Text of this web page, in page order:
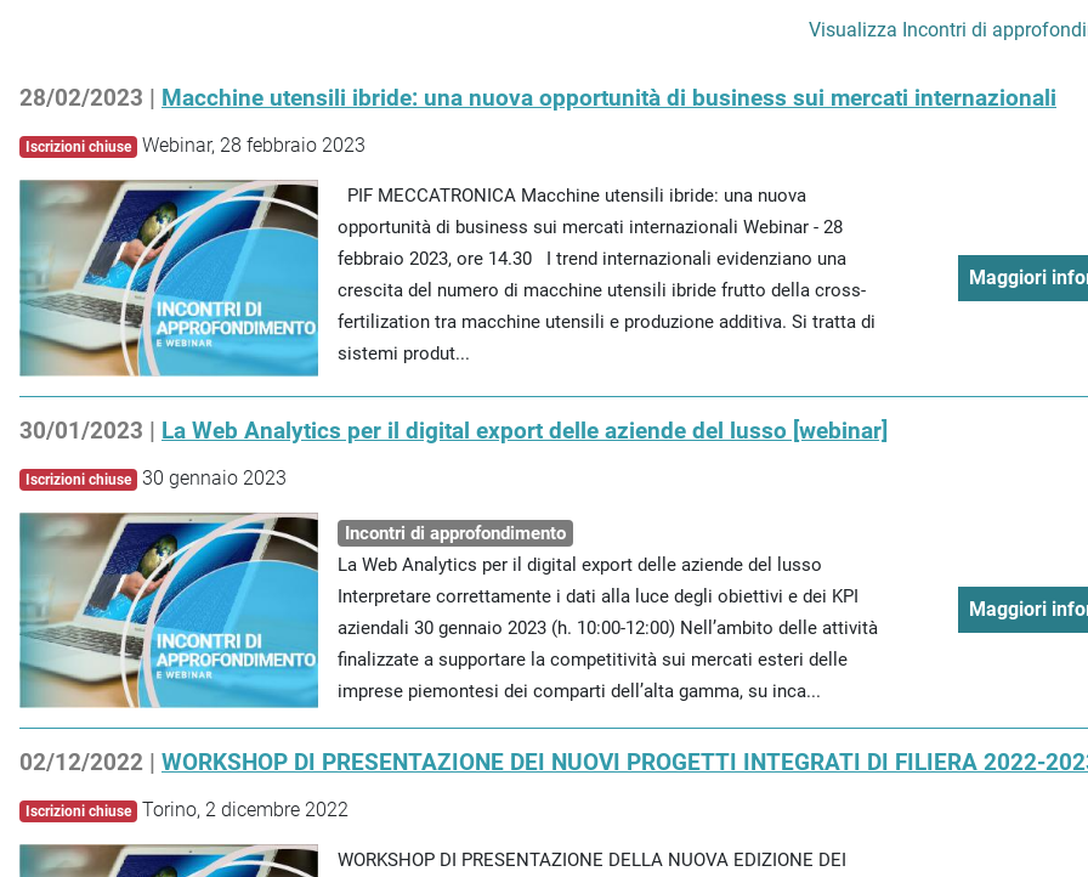
Visualizza Incontri di
28/02/2023 | Macchine utensili ibride: una nuova opportunità di business sui mercati internazionali
Iscrizioni chiuse Webinar, 28 febbraio 2023
PIF MECCATRONICA Macchine utensili ibride: una nuova
opportunità di business sui mercati internazionali Webinar - 28
febbraio 2023, ore 14.30 I trend internazionali evidenziano una
crescita del numero di macchine utensili ibride frutto della cross-
fertilization tra macchine utensili e produzione additiva. Si tratta di
sistemi produt...
Maggiori
30/01/2023 | La Web Analytics per il digital export delle aziende del lusso [webinar]
Iscrizioni chiuse 30 gennaio 2023
Incontri di approfondimento
La Web Analytics per il digital export delle aziende del lusso
Interpretare correttamente i dati alla luce degli obiettivi e dei KPI
aziendali 30 gennaio 2023 (h. 10:00-12:00) Nell’ambito delle attività
finalizzate a supportare la competitività sui mercati esteri delle
imprese piemontesi dei comparti dell’alta gamma, su inca...
Maggiori
02/12/2022 | WORKSHOP DI PRESENTAZIONE DEI NUOVI PROGETTI INTEGRATI DI FILIERA 2022-
Iscrizioni chiuse Torino, 2 dicembre 2022
WORKSHOP DI PRESENTAZIONE DELLA NUOVA EDIZIONE DEI